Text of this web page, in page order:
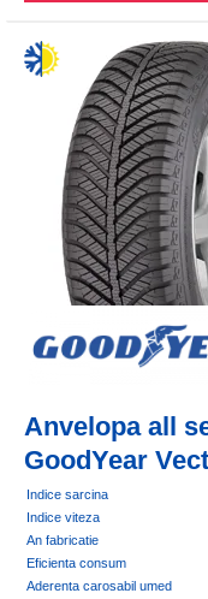
Anvelopa all
GoodYear
Indice sarcina
Indice viteza
An fabricatie
Eficienta consum
Aderenta carosabil umed